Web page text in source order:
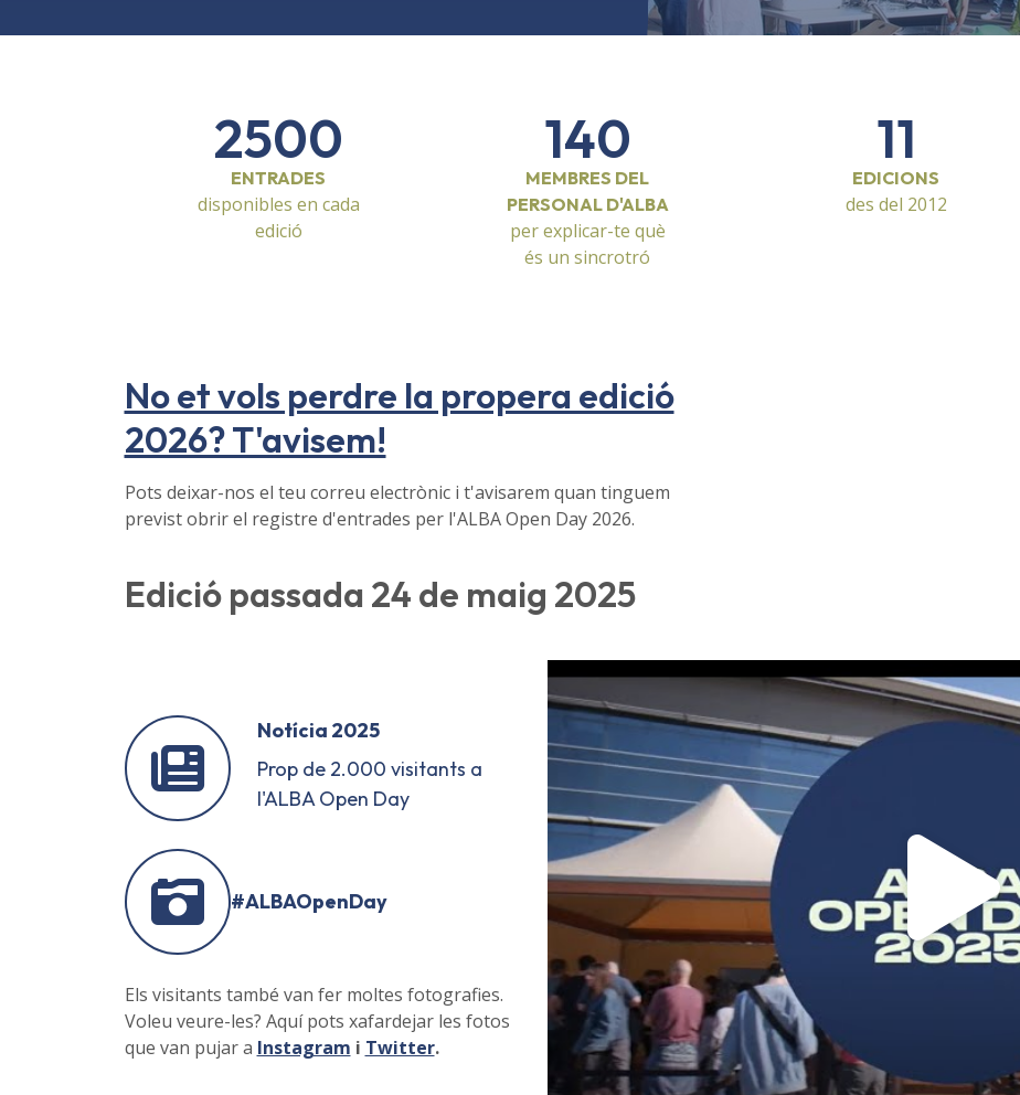
2500
ENTRADES
disponibles en cada
edició
140
MEMBRES DEL
PERSONAL D'ALBA
per explicar-te què
és un sincrotró
11
EDICIONS
des del 2012
No et vols perdre la propera edició
2026? T'avisem!
Pots deixar-nos el teu correu electrònic i t'avisarem quan tinguem
previst obrir el registre d'entrades per l'ALBA Open Day 2026.
Edició passada 24 de maig 2025
Notícia 2025
Prop de 2.000 visitants a
l'ALBA Open Day
#ALBAOpenDay
Els visitants també van fer moltes fotografies.
Voleu veure-les? Aquí pots xafardejar les fotos
que van pujar a Instagram i Twitter.